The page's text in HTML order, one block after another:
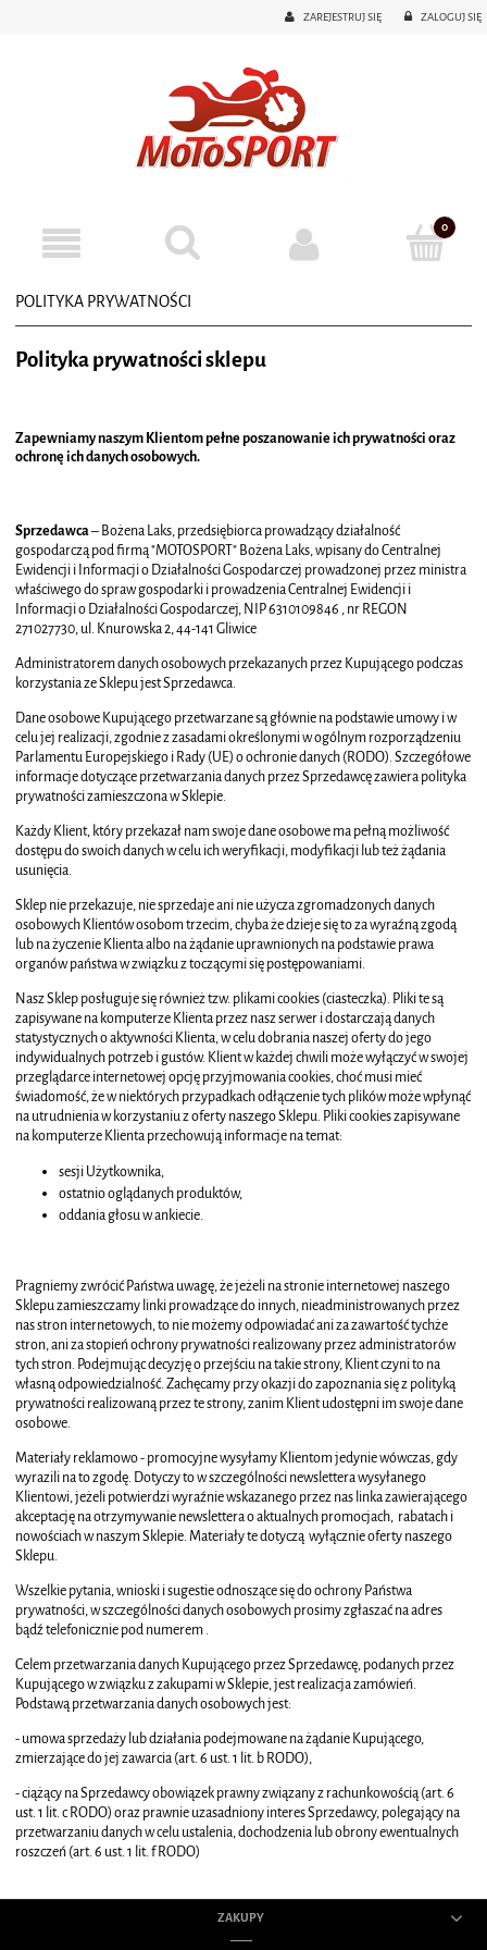
ZAREJESTRUJ SIĘ ZALOGUJ SIĘ
POLITYKA PRYWATNOŚCI
Polityka prywatności sklepu
Zapewniamy naszym Klientom pełne poszanowanie ich prywatności oraz
ochronę ich danych osobowych.
Sprzedawca– Bożena Laks, przedsiębiorca prowadzący działalność
gospodarczą pod firmą "MOTOSPORT" Bożena Laks, wpisany do Centralnej
Ewidencji i Informacji o Działalności Gospodarczej prowadzonej przez ministra
właściwego do spraw gospodarki i prowadzenia Centralnej Ewidencji i
Informacji o Działalności Gospodarczej, NIP 6310109846 , nr REGON
271027730, ul. Knurowska 2, 44-141 Gliwice
Administratorem danych osobowych przekazanych przez Kupującego podczas
korzystania ze Sklepu jest Sprzedawca.
Dane osobowe Kupującego przetwarzane są głównie na podstawie umowy i w
celu jej realizacji, zgodnie z zasadami określonymi w ogólnym rozporządzeniu
Parlamentu Europejskiego i Rady (UE) o ochronie danych (RODO). Szczegółowe
informacje dotyczące przetwarzania danych przez Sprzedawcę zawiera polityka
prywatności zamieszczona w Sklepie.
Każdy Klient, który przekazał nam swoje dane osobowe ma pełną możliwość
dostępu do swoich danych w celu ich weryfikacji, modyfikacji lub też żądania
usunięcia.
Sklep nie przekazuje, nie sprzedaje ani nie użycza zgromadzonych danych
osobowych Klientów osobom trzecim, chyba że dzieje się to za wyraźną zgodą
lub na życzenie Klienta albo na żądanie uprawnionych na podstawie prawa
organów państwa w związku z toczącymi się postępowaniami.
Nasz Sklep posługuje się również tzw. plikami cookies (ciasteczka). Pliki te są
zapisywane na komputerze Klienta przez nasz serwer i dostarczają danych
statystycznych o aktywności Klienta, w celu dobrania naszej oferty do jego
indywidualnych potrzeb i gustów. Klient w każdej chwili może wyłączyć w swojej
przeglądarce internetowej opcję przyjmowania cookies, choć musi mieć
świadomość, że w niektórych przypadkach odłączenie tych plików może wpłynąć
na utrudnienia w korzystaniu z oferty naszego Sklepu. Pliki cookies zapisywane
na komputerze Klienta przechowują informacje na temat:
sesji Użytkownika,
ostatnio oglądanych produktów,
oddania głosu w ankiecie.
Pragniemy zwrócić Państwa uwagę, że jeżeli na stronie internetowej naszego
Sklepu zamieszczamy linki prowadzące do innych, nieadministrowanych przez
nas stron internetowych, to nie możemy odpowiadać ani za zawartość tychże
stron, ani za stopień ochrony prywatności realizowany przez administratorów
tych stron. Podejmując decyzję o przejściu na takie strony, Klient czyni to na
własną odpowiedzialność. Zachęcamy przy okazji do zapoznania się z polityką
prywatności realizowaną przez te strony, zanim Klient udostępni im swoje dane
osobowe.
Materiały reklamowo - promocyjne wysyłamy Klientom jedynie wówczas, gdy
wyrazili na to zgodę. Dotyczy to w szczególności newslettera wysyłanego
Klientowi, jeżeli potwierdzi wyraźnie wskazanego przez nas linka zawierającego
akceptację na otrzymywanie newslettera o aktualnych promocjach, rabatach i
nowościach w naszym Sklepie. Materiały te dotyczą wyłącznie oferty naszego
Sklepu.
Wszelkie pytania, wnioski i sugestie odnoszące się do ochrony Państwa
prywatności, w szczególności danych osobowych prosimy zgłaszać na adres
bądź telefonicznie pod numerem .
Celem przetwarzania danych Kupującego przez Sprzedawcę, podanych przez
Kupującego w związku z zakupami w Sklepie, jest realizacja zamówień.
Podstawą przetwarzania danych osobowych jest:
- umowa sprzedaży lub działania podejmowane na żądanie Kupującego,
zmierzające do jej zawarcia (art. 6 ust. 1 lit. b RODO),
- ciążący na Sprzedawcy obowiązek prawny związany z rachunkowością (art. 6
ust. 1 lit. c RODO) oraz prawnie uzasadniony interes Sprzedawcy, polegający na
przetwarzaniu danych w celu ustalenia, dochodzenia lub obrony ewentualnych
roszczeń (art. 6 ust. 1 lit. f RODO)
ZAKUPY